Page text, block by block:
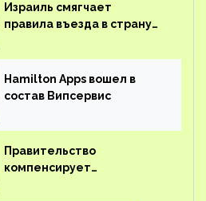
Израиль смягчает
правила въезда в страну
Hamilton Apps вошел в
состав Випсервис
Правительство
компенсирует